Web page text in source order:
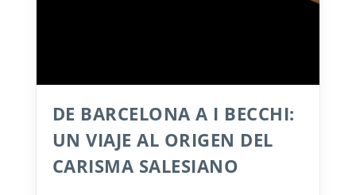
DE BARCELONA A I BECCHI:
UN VIAJE AL ORIGEN DEL
CARISMA SALESIANO